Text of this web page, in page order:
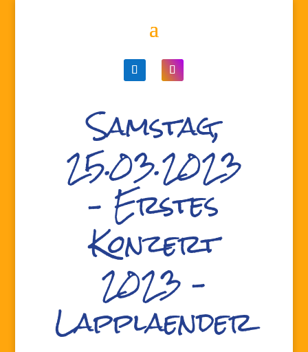
Samstag,
25.03.2023
– Erstes
Konzert
2023 –
Lapplaender